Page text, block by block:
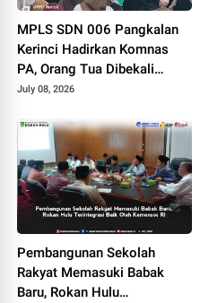
MPLS SDN 006 Pangkalan
Kerinci Hadirkan Komnas
PA, Orang Tua Dibekali
Pemahaman Hukum
July 08, 2026
Pembangunan Sekolah
Rakyat Memasuki Babak
Baru, Rokan Hulu